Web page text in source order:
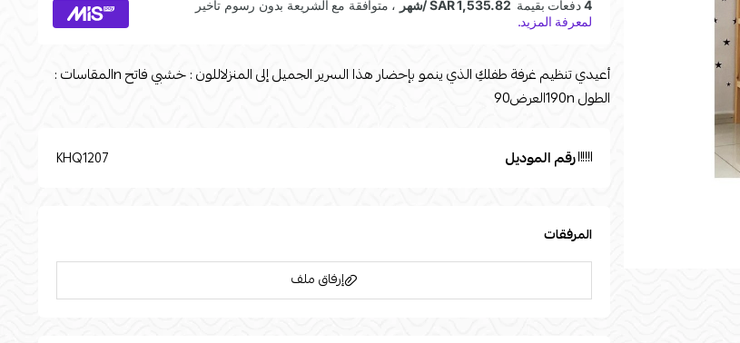
أعيدي تنظيم غرفة طفلكِ الذي ينمو بإحضار هذا السرير الجميل إلى المنزلاللون : خشبي فاتح nالمقاسات :
الطول 190nالعرض90
رقم الموديل KHQ1207
المرفقات
إرفاق ملف